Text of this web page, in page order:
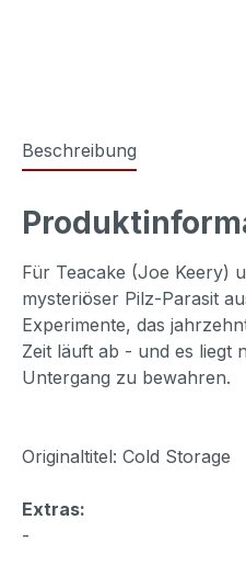
Beschreibung
Für Teacake (Joe Keery)
mysteriöser Pilz-Parasit
Experimente, das
Zeit läuft ab - und es liegt
Untergang zu bewahren.
Originaltitel: Cold Storage
Extras:
-